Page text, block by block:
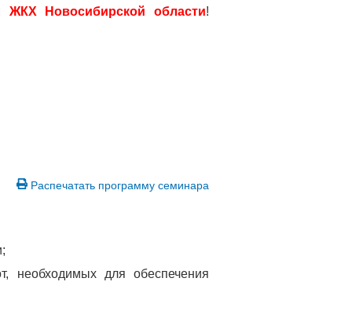
ЖКХ Новосибирской области!
Распечатать программу семинара
для обеспечения